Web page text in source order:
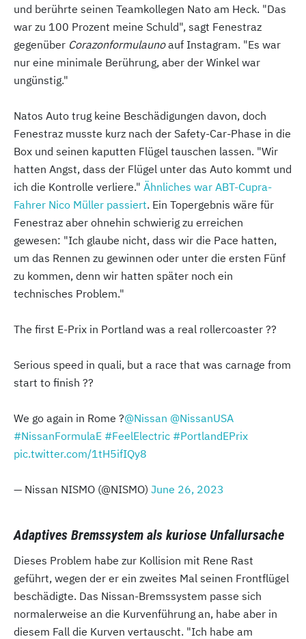
und berührte seinen Teamkollegen Nato am Heck. "Das
war zu 100 Prozent meine Schuld", sagt Fenestraz
gegenüber Corazonformulaunoauf Instagram. "Es war
nur eine minimale Berührung, aber der Winkel war
ungünstig."
Natos Auto trug keine Beschädigungen davon, doch
Fenestraz musste kurz nach der Safety-Car-Phase in die
Box und seinen kaputten Flügel tauschen lassen. "Wir
hatten Angst, dass der Flügel unter das Auto kommt und
ich die Kontrolle verliere." Ähnliches war ABT-Cupra-
Fahrer Nico Müller passiert. Ein Topergebnis wäre für
Fenestraz aber ohnehin schwierig zu erreichen
gewesen: "Ich glaube nicht, dass wir die Pace hatten,
um das Rennen zu gewinnen oder unter die ersten Fünf
zu kommen, denn wir hatten später noch ein
technisches Problem."
The first E-Prix in Portland was a real rollercoaster ??
Serious speed in quali, but a race that was carnage from
start to finish ?‍?
We go again in Rome ?@Nissan @NissanUSA
#NissanFormulaE #FeelElectric #PortlandEPrix
pic.twitter.com/1tH5ifIQy8
— Nissan NISMO (@NISMO) June 26, 2023
Adaptives Bremssystem als kuriose Unfallursache
Dieses Problem habe zur Kollision mit Rene Rast
geführt, wegen der er ein zweites Mal seinen Frontflügel
beschädigte. Das Nissan-Bremssystem passe sich
normalerweise an die Kurvenführung an, habe aber in
diesem Fall die Kurven vertauscht. "Ich habe am